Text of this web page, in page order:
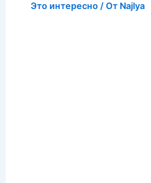
Это интересно / От Najlya